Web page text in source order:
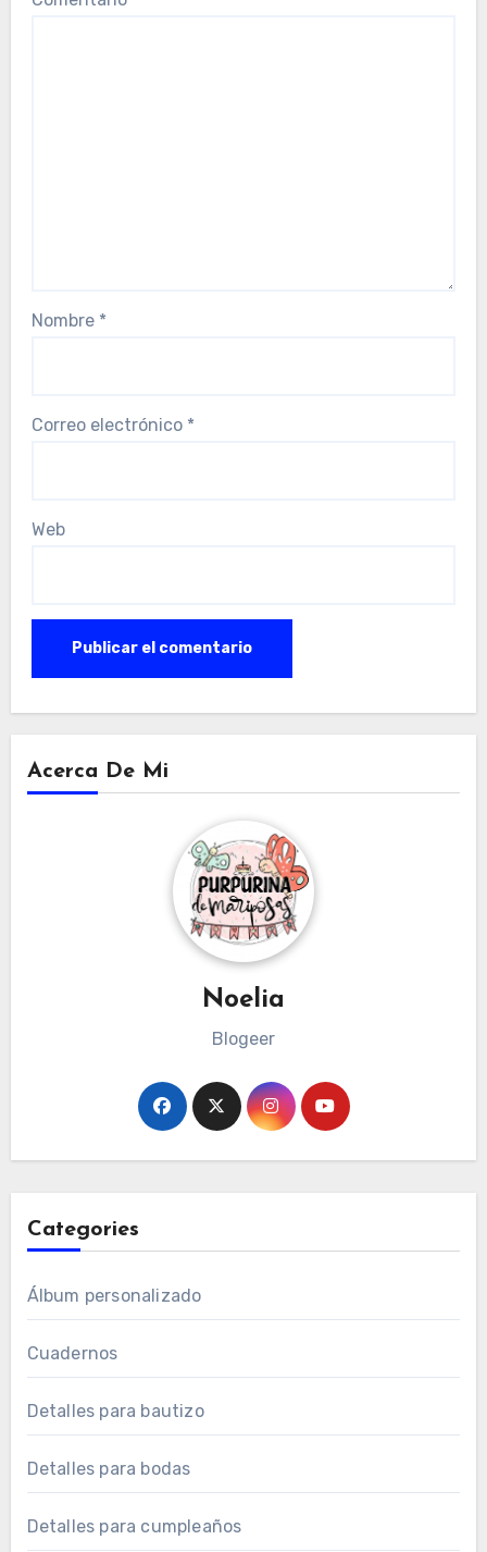
Nombre *
Correo electrónico *
Web
Acerca De Mi
Noelia
Blogeer
Categories
Álbum personalizado
Cuadernos
Detalles para bautizo
Detalles para bodas
Detalles para cumpleaños